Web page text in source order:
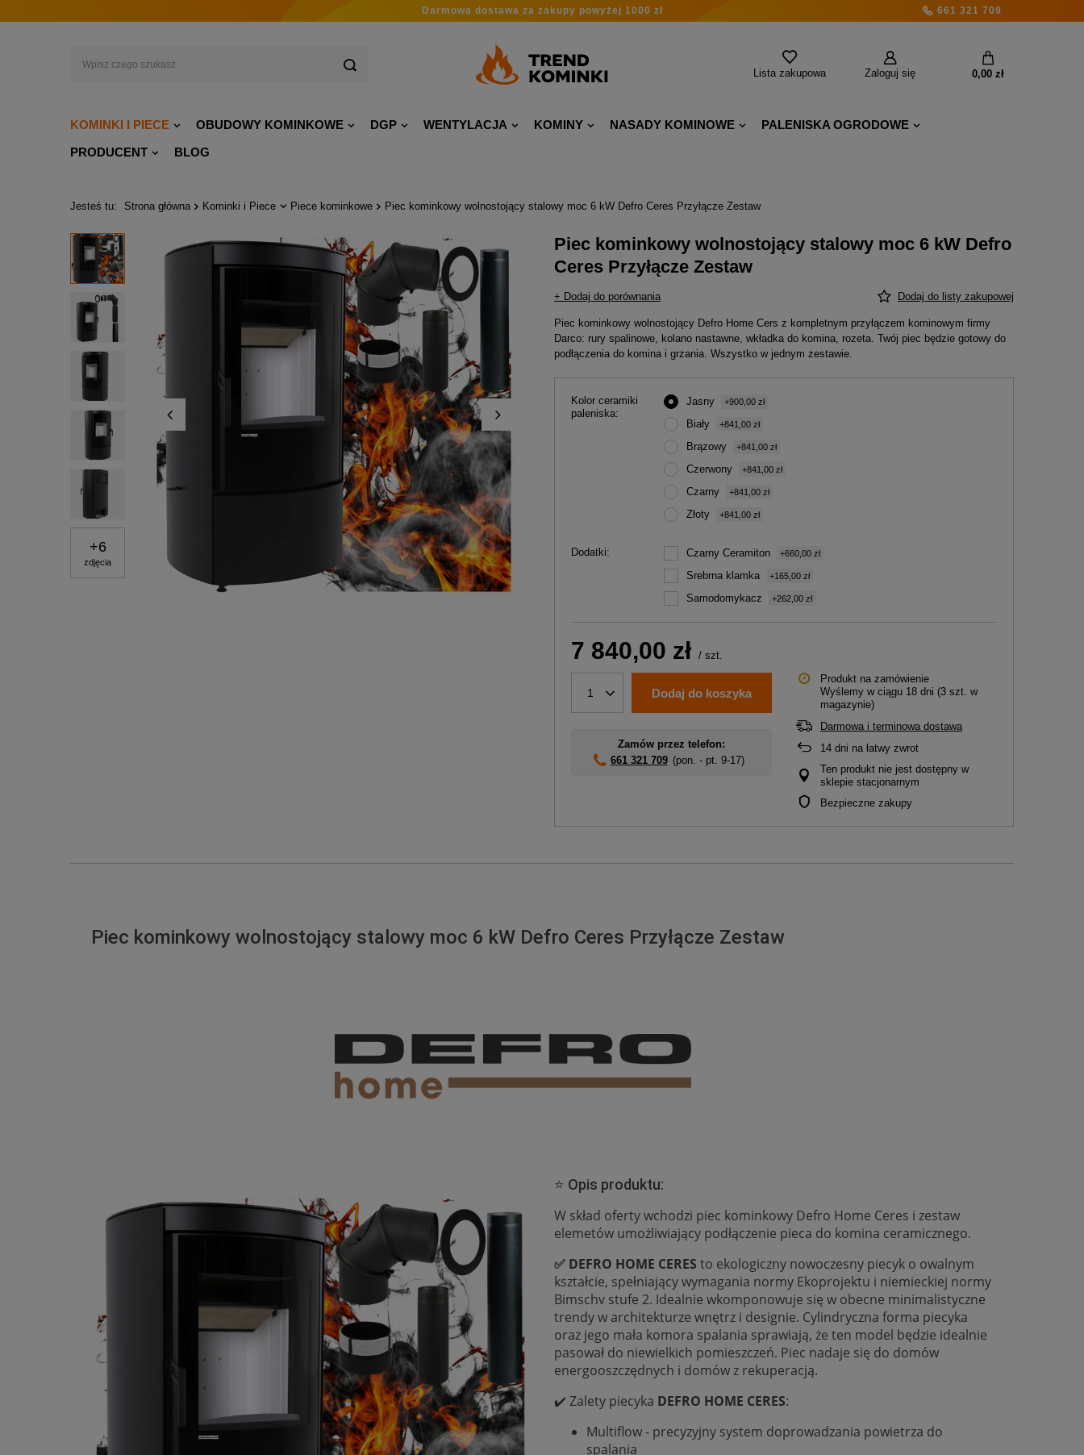
Darmowa dostawa za zakupy powyżej 1000 zł 661 321 709
Zaloguj się
Lista zakupowa 0,00 zł
KOMINKI I PIECE OBUDOWY KOMINKOWE DGP WENTYLACJA KOMINY NASADY KOMINOWE
PALENISKA OGRODOWE
PRODUCENT
BLOG
Jesteś tu: Strona główna Kominki i Piece Piece kominkowe Piec kominkowy wolnostojący stalowy moc 6 kW Defro Ceres Przyłącze Zestaw
+6
zdjęcia
Piec kominkowy wolnostojący stalowy moc 6 kW Defro
Ceres Przyłącze Zestaw
+ Dodaj do porównania Dodaj do listy zakupowej
Piec kominkowy wolnostojący Defro Home Cers z kompletnym przyłączem kominowym firmy
Darco: rury spalinowe, kolano nastawne, wkładka do komina, rozeta. Twój piec będzie gotowy do
podłączenia do komina i grzania. Wszystko w jednym zestawie.
Kolor ceramiki
paleniska
Jasny +900,00 zł
Biały +841,00 zł
Brązowy +841,00 zł
Czerwony +841,00 zł
Czarny +841,00 zł
Złoty +841,00 zł
Dodatki Czarny Ceramiton +660,00 zł
Srebrna klamka +165,00 zł
Samodomykacz +262,00 zł
7 840,00 zł / szt.
1 Dodaj do koszyka
Zamów przez telefon:
661 321 709 (pon. - pt. 9-17)
Produkt na zamówienie
Wyślemy w ciągu 18 dni (3 szt. w
magazynie)
Darmowa i terminowa dostawa
14 dni na łatwy zwrot
Ten produkt nie jest dostępny w
sklepie stacjonarnym
Bezpieczne zakupy
Piec kominkowy wolnostojący stalowy moc 6 kW Defro Ceres Przyłącze Zestaw
⭐️ Opis produktu:
W skład oferty wchodzi piec kominkowy Defro Home Ceres i zestaw
elemetów umożliwiający podłączenie pieca do komina ceramicznego.
✅ DEFRO HOME CERES to ekologiczny nowoczesny piecyk o owalnym
kształcie, spełniający wymagania normy Ekoprojektu i niemieckiej normy
Bimschv stufe 2. Idealnie wkomponowuje się w obecne minimalistyczne
trendy w architekturze wnętrz i designie. Cylindryczna forma piecyka
oraz jego mała komora spalania sprawiają, że ten model będzie idealnie
pasował do niewielkich pomieszczeń. Piec nadaje się do domów
energooszczędnych i domów z rekuperacją.
✔️ Zalety piecyka DEFRO HOME CERES:
Multiflow - precyzyjny system doprowadzania powietrza do
spalania